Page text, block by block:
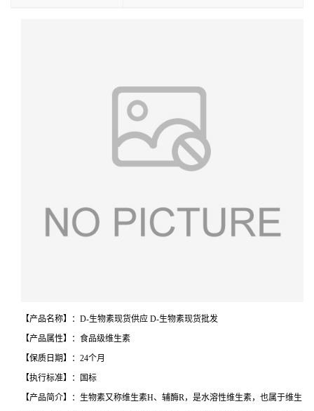
【产品名称】：D-生物素现货供应 D-生物素现货批发
【产品属性】：食品级维生素
【保质日期】：24个月
【执行标准】：国标
【产品简介】：生物素又称维生素H、辅酶R，是水溶性维生素，也属于维生